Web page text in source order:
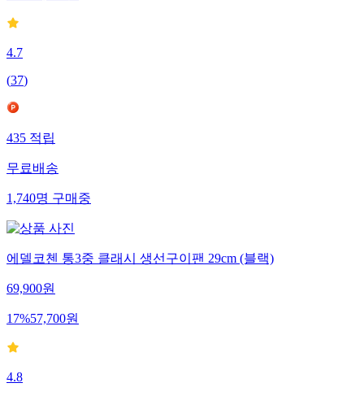
4.7
(37)
435 적립
무료배송
1,740명 구매중
에델코첸 통3중 클래시 생선구이팬 29cm (블랙)
69,900원
17%57,700원
4.8